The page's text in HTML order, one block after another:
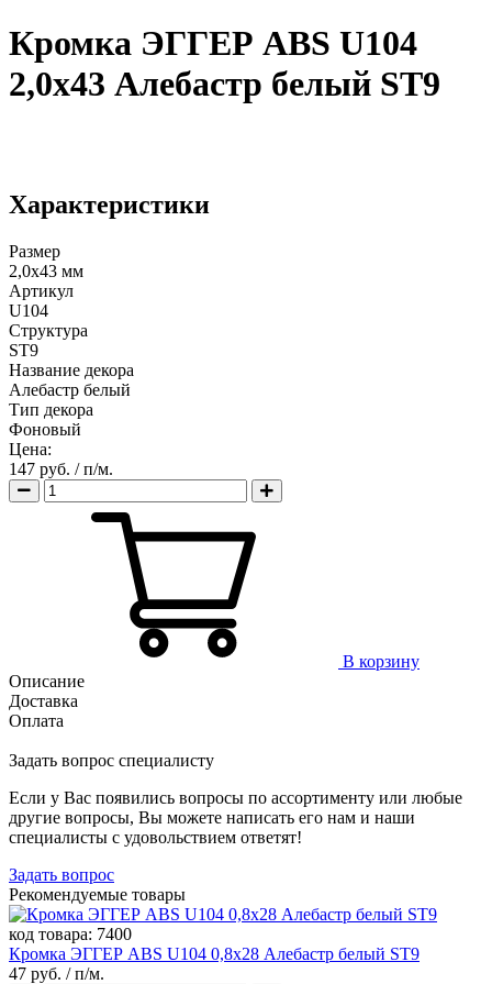
Кромка ЭГГЕР ABS U104
2,0х43 Алебастр белый ST9
Характеристики
Размер
2,0х43 мм
Артикул
U104
Структура
ST9
Название декора
Алебастр белый
Тип декора
Фоновый
Цена:
147 руб. / п/м.
В корзину
Описание
Доставка
Оплата
Задать вопрос специалисту
Если у Вас появились вопросы по ассортименту или любые
другие вопросы, Вы можете написать его нам и наши
специалисты с удовольствием ответят!
Задать вопрос
Рекомендуемые товары
код товара: 7400
Кромка ЭГГЕР ABS U104 0,8х28 Алебастр белый ST9
47 руб. / п/м.